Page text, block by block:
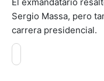
Sergio Massa, pero
carrera presidencial.